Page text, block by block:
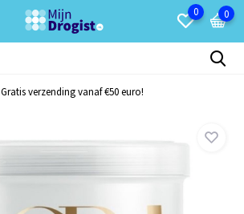
0 0
Gratis verzending vanaf €50 euro!